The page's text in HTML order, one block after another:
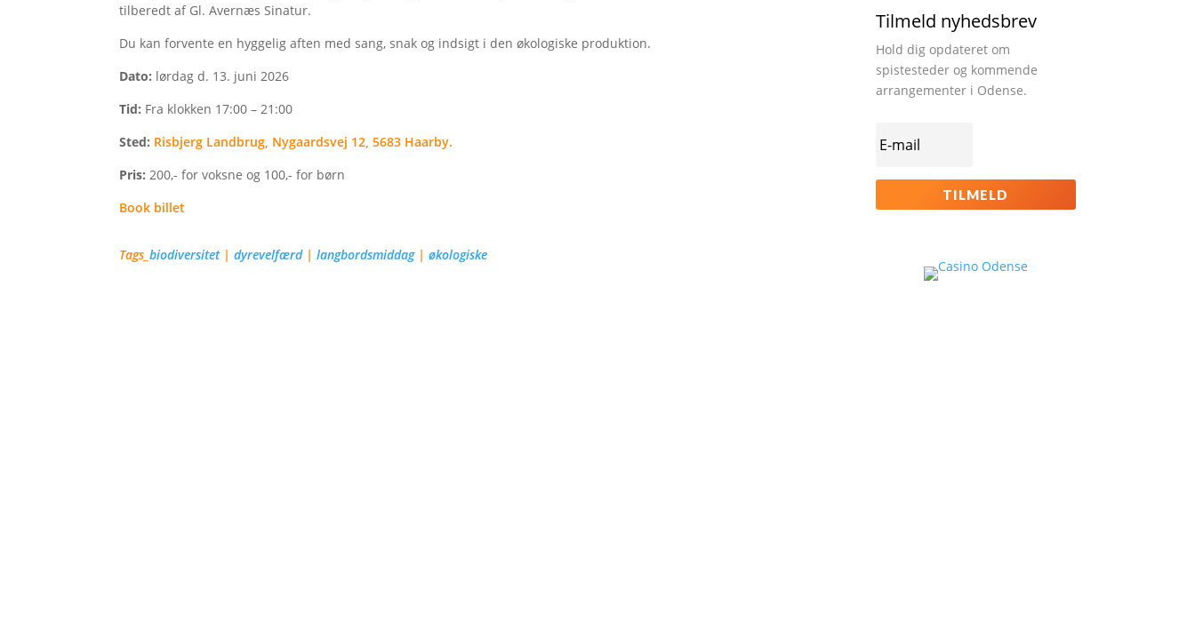
tilberedt af Gl. Avernæs Sinatur.
Du kan forvente en hyggelig aften med sang, snak og indsigt i den økologiske produktion.
Dato: lørdag d. 13. juni 2026
Tid: Fra klokken 17:00 – 21:00
Sted: Risbjerg Landbrug, Nygaardsvej 12, 5683 Haarby.
Pris:200,- for voksne og 100,- for børn
Book billet
Tags_biodiversitet|dyrevelfærd|langbordsmiddag|økologiske
Tilmeld nyhedsbrev
Hold dig opdateret om
spistesteder og kommende
arrangementer i Odense.
TILMELD